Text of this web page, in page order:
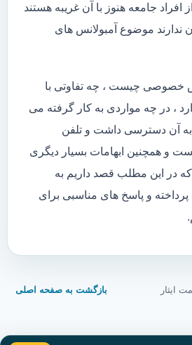
جامعه هنوز با آن غریبه هستند
ندارند موضوع آمبولانس های
خصوصی چیست ، چه تفاوتی با
، در چه مواردی به کار گرفته می
آن دسترسی داشت و تلفن
و همچنین ابهامات بسیار دیگری
که در این مطلب قصد داریم به
و پاسخ های مناسبی برای
ایثار بازگشت به صفحه اصلی